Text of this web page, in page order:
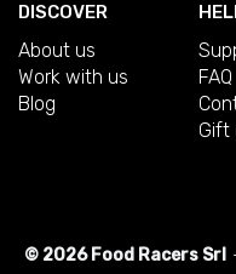
DISCOVER
About us
Work with us
Blog
FAQ
Gift
© 2026 Food Racers Srl